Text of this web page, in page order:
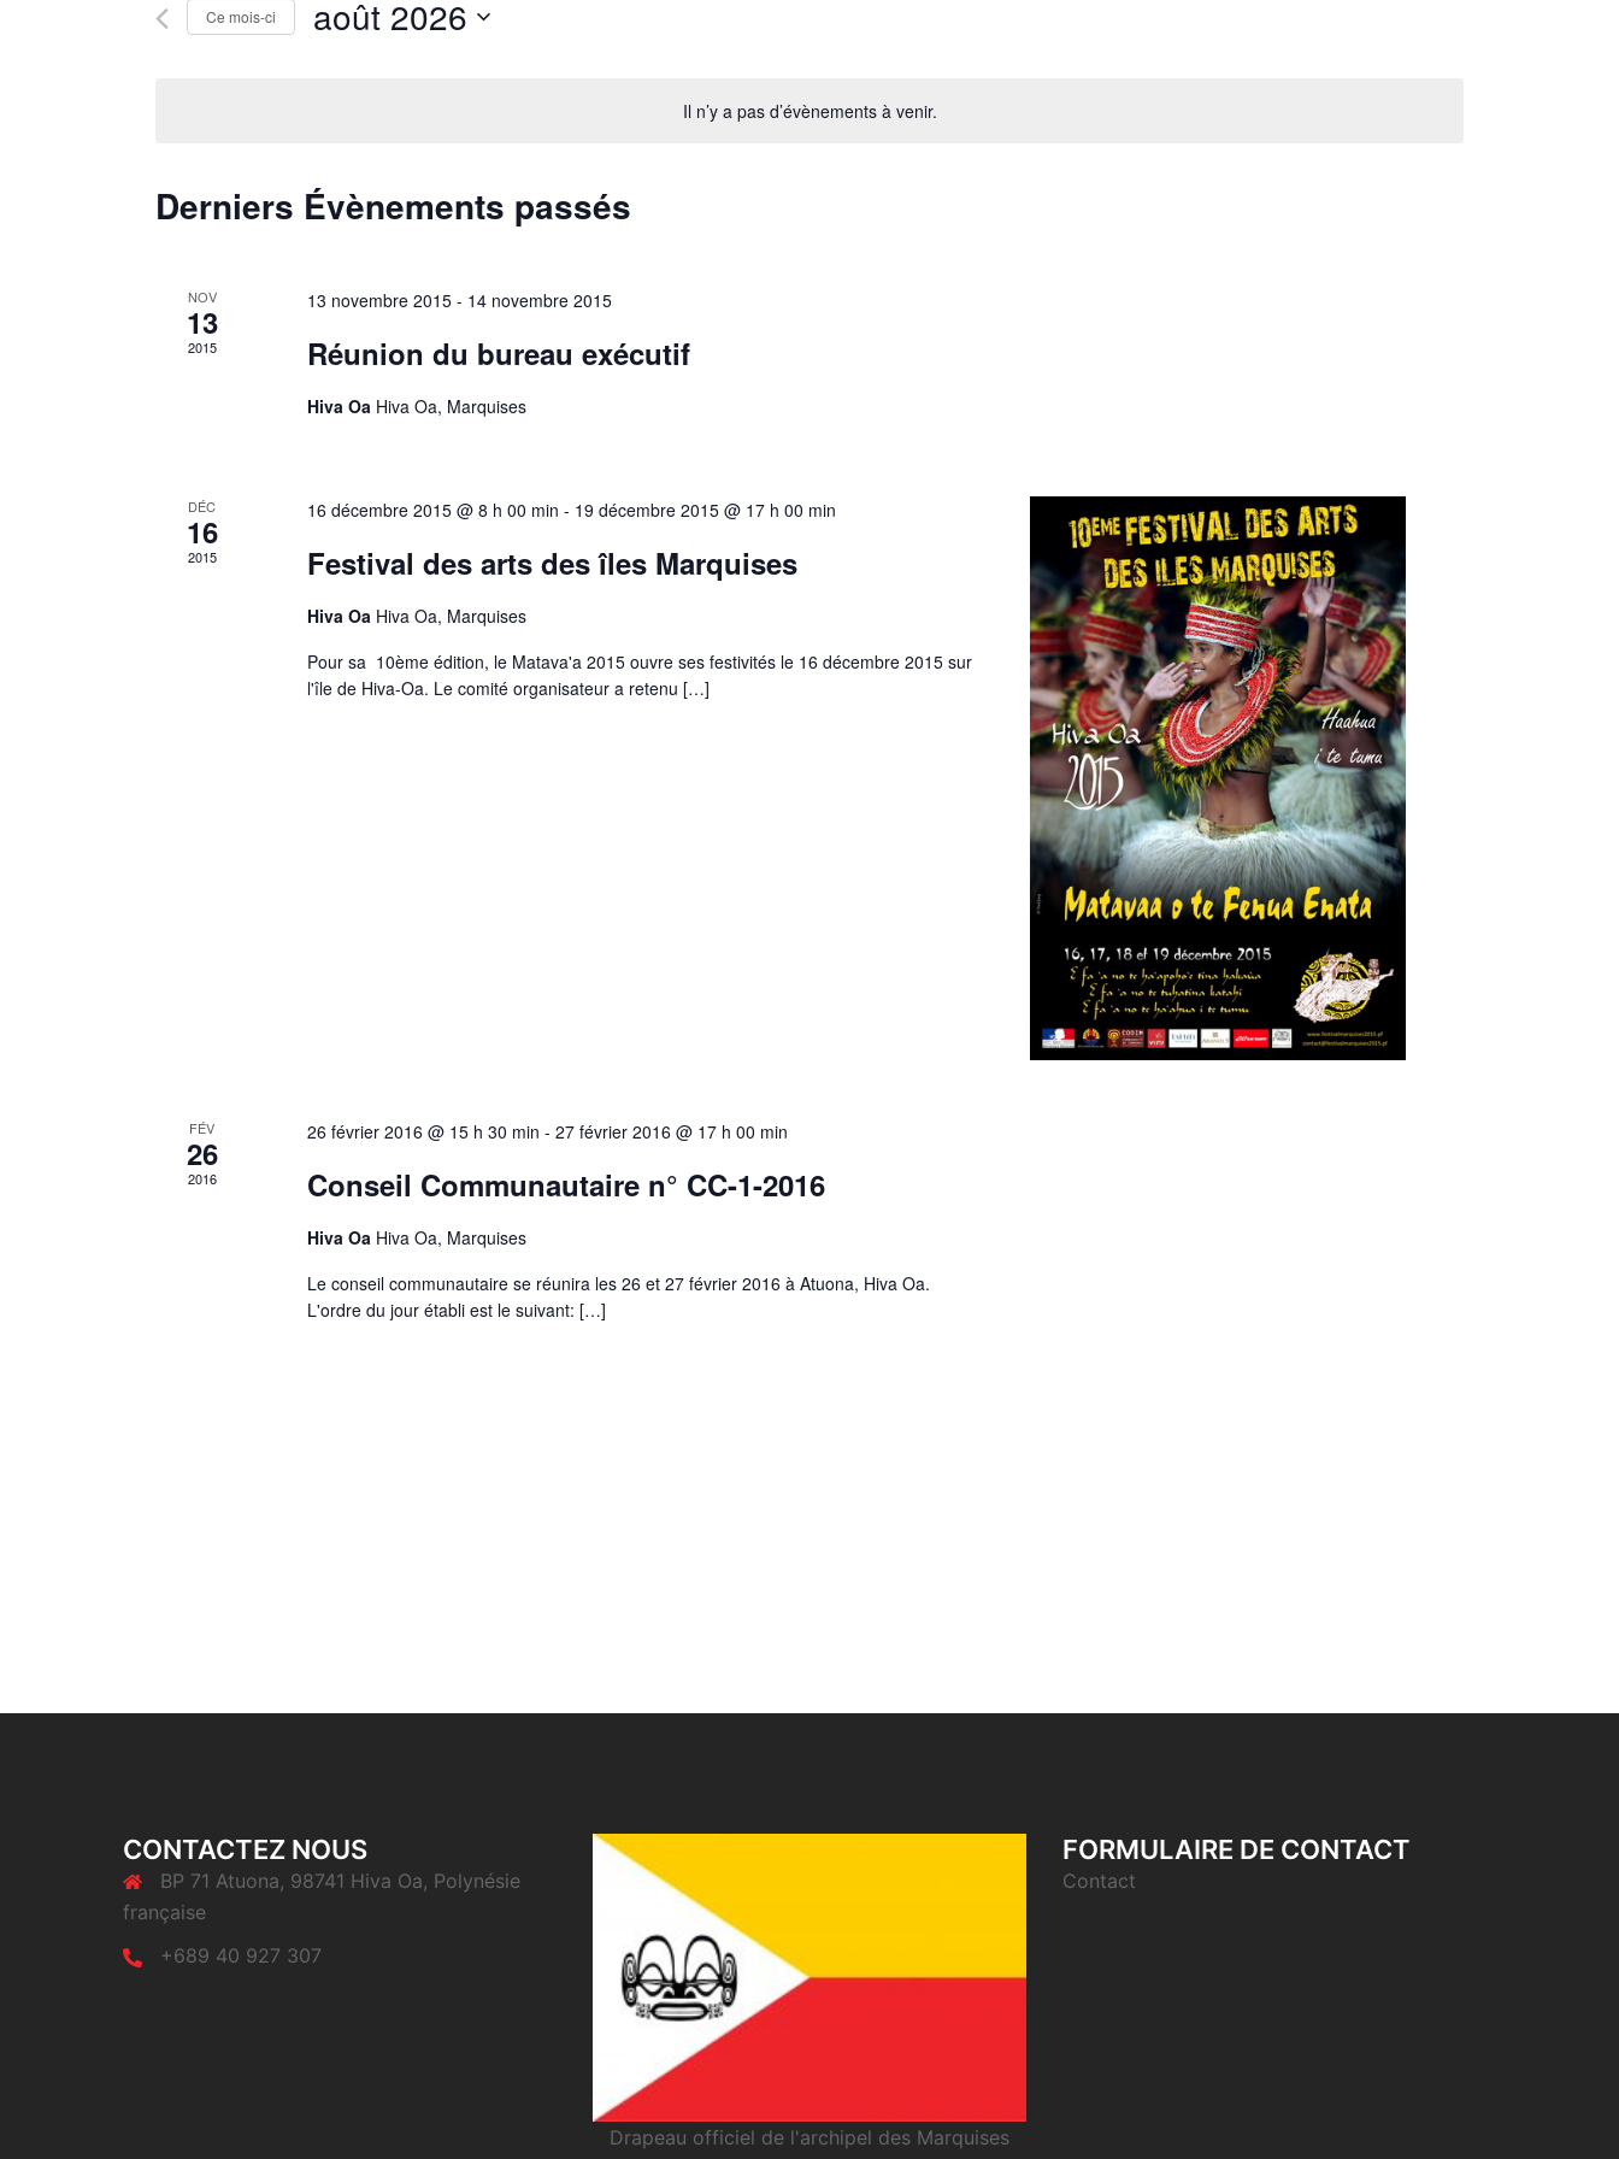
Il n’y a pas d’évènements à venir.
navigation
Évènements
Évènements
Ce mois-ci août 2026
Derniers Évènements passés
NOV
13
2015
13 novembre 2015- 14 novembre 2015
Réunion du bureau exécutif
Hiva Oa Hiva Oa, Marquises
DÉC
16
2015
16 décembre 2015 @ 8 h 00 min - 19 décembre 2015 @ 17 h 00 min
Festival des arts des îles Marquises
Hiva Oa Hiva Oa, Marquises
Pour sa 10ème édition, le Matava'a 2015 ouvre ses festivités le 16 décembre 2015 sur
l'île de Hiva-Oa. Le comité organisateur a retenu […]
FÉV
26
2016
26 février 2016 @ 15 h 30 min - 27 février 2016 @ 17 h 00 min
Conseil Communautaire n° CC-1-2016
Hiva Oa Hiva Oa, Marquises
Le conseil communautaire se réunira les 26 et 27 février 2016 à Atuona, Hiva Oa.
L'ordre du jour établi est le suivant: […]
CONTACTEZ NOUS
BP 71 Atuona, 98741 Hiva Oa, Polynésie
française
+689 40 927 307
Drapeau officiel de l'archipel des Marquises
FORMULAIRE DE CONTACT
Contact